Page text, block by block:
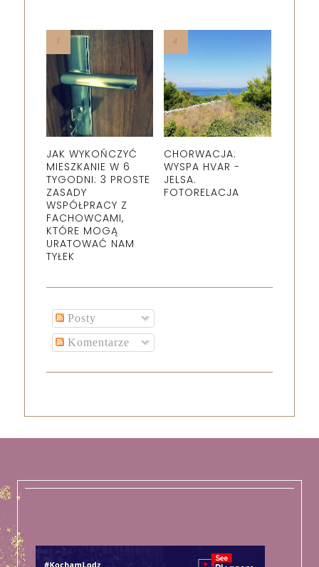
JAK WYKOŃCZYĆ
MIESZKANIE W 6
TYGODNI: 3 PROSTE
ZASADY
WSPÓŁPRACY Z
FACHOWCAMI,
KTÓRE MOGĄ
URATOWAĆ NAM
TYŁEK
CHORWACJA:
WYSPA HVAR -
JELSA.
FOTORELACJA
Posty
Komentarze